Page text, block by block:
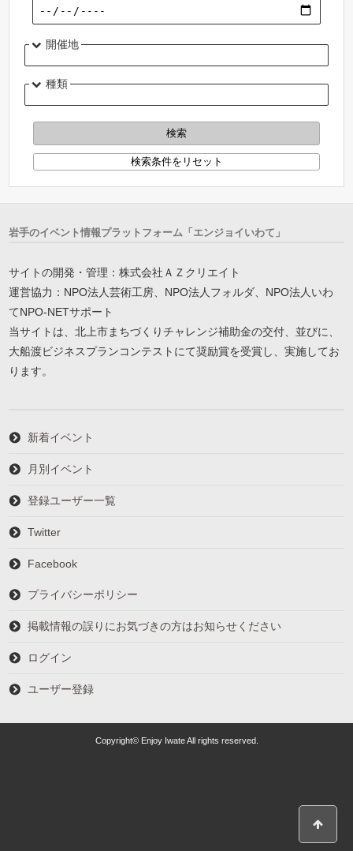
開催地
種類
岩手のイベント情報プラットフォーム「エンジョイいわて」
サイトの開発・管理：株式会社ＡＺクリエイト
運営協力：NPO法人芸術工房、NPO法人フォルダ、NPO法人いわ
てNPO-NETサポート
当サイトは、北上市まちづくりチャレンジ補助金の交付、並びに、
大船渡ビジネスプランコンテストにて奨励賞を受賞し、実施してお
ります。
新着イベント
月別イベント
登録ユーザー一覧
Twitter
Facebook
プライバシーポリシー
掲載情報の誤りにお気づきの方はお知らせください
ログイン
ユーザー登録
Copyright© Enjoy Iwate All rights reserved.